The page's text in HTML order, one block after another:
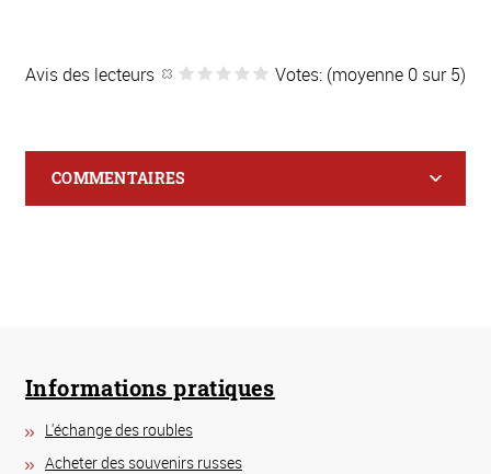
Avis des lecteurs Votes: (moyenne 0 sur 5)
COMMENTAIRES
Informations pratiques
L'échange des roubles
Acheter des souvenirs russes